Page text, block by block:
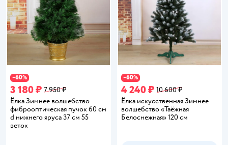
−60%
3 180 ₽ 7 950 ₽
Ёлка Зимнее волшебство
фиброоптическая пучок 60 см
d нижнего яруса 37 см 55
веток
−60%
4 240 ₽ 10 600 ₽
Ёлка искусственная Зимнее
волшебство «Таёжная
Белоснежная» 120 см